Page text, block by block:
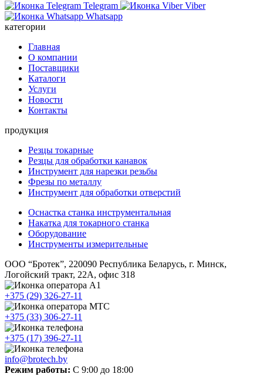
Telegram
Viber
Whatsapp
категории
Главная
О компании
Поставщики
Каталоги
Услуги
Новости
Контакты
продукция
Резцы токарные
Резцы для обработки канавок
Инструмент для нарезки резьбы
Фрезы по металлу
Инструмент для обработки отверстий
Оснастка станка инструментальная
Накатка для токарного станка
Оборудование
Инструменты измерительные
ООО “Бротек”, 220090 Республика Беларусь, г. Минск,
Логойский тракт, 22А, офис 318
+375 (29) 326-27-11
+375 (33) 306-27-11
+375 (17) 396-27-11
info@brotech.by
Режим работы: С 9:00 до 18:00